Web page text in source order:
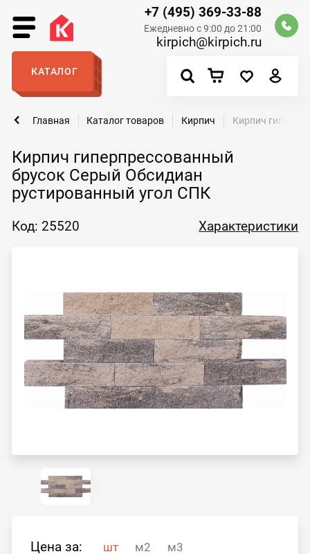
+7 (495) 369-33-88
Ежедневно с 9:00 до 21:00
kirpich@kirpich.ru
КАТАЛОГ
Кирпич гиперпрессованный
брусок Серый Обсидиан
рустированный угол СПК
Главная Каталог товаров Кирпич Кирпич
Код: 25520 Характеристики
Цена за: шт м2 м3